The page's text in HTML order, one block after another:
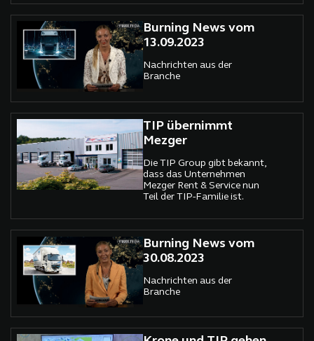
Auflieger und
Spezialfahrzeuge.
Burning News vom
13.09.2023
Nachrichten aus der
Branche
TIP übernimmt
Mezger
Die TIP Group gibt bekannt,
dass das Unternehmen
Mezger Rent & Service nun
Teil der TIP-Familie ist.
Burning News vom
30.08.2023
Nachrichten aus der
Branche